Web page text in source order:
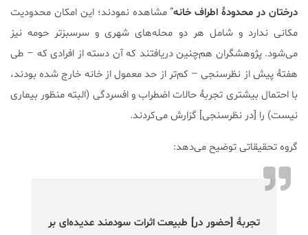
درختان در محدودۀ اطراف خانه” مشاهده نمودند؛ این امکان محدودیت
مکانی ندارد و شامل هر دو محله‌های شهری و سرسبزتر حومه نیز
می‌شود. پژوهشگران هم‌چنین دریافتند که آن دسته از افرادی که – طی
هفتۀ پیش از نظرسنجی – کم‌تر از حد معمول از خانه خارج شده بودند،
با احتمال بیشتری تجربۀ حالات اضطراب و افسردگی (البته منظور بیماری
نیست) را [در نظرسنجی] گزارش می‌کردند.
گروه تحقیقاتی توضیح می‌دهد:
تجربۀ [حضور در] طبیعت اثرات سودمند عدیده‌ای بر